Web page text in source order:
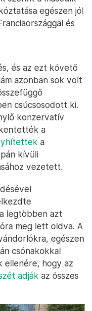
egészen jól
és
és az ezt követő
azonban sok volt
csúcsosodott ki.
konzervatív
a
a
kívüli
vezetett.
legtöbben azt
meg lett oldva. A
egészen
csónakokkal
ellenére, hogy az
adják az összes